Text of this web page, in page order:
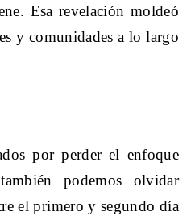
Esa revelación moldeó
y comunidades a lo largo
por perder el enfoque
podemos olvidar
el primero y segundo día